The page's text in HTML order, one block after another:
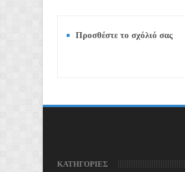
Προσθέστε το σχόλιό σας
ΚΑΤΗΓΟΡΙΕΣ